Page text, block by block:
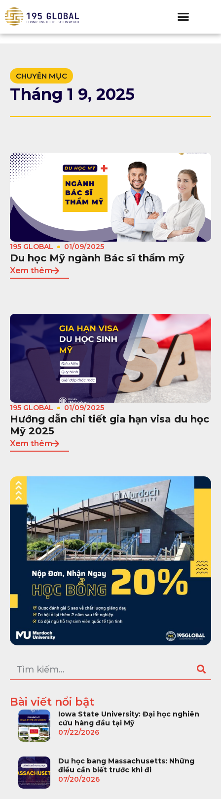
CHUYÊN MỤC
Tháng 1 9, 2025
195 GLOBAL 01/09/2025
Du học Mỹ ngành Bác sĩ thẩm mỹ
Xem thêm
195 GLOBAL 01/09/2025
Hướng dẫn chi tiết gia hạn visa du học
Mỹ 2025
Xem thêm
Bài viết nổi bật
Iowa State University: Đại học nghiên
cứu hàng đầu tại Mỹ
07/22/2026
Du học bang Massachusetts: Những
điều cần biết trước khi đi
07/20/2026